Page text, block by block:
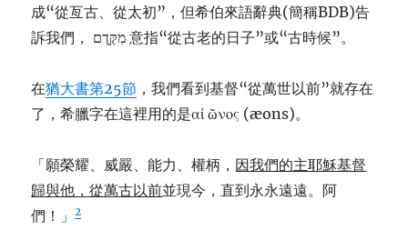
成“從亙古、從太初”，但希伯來語辭典(簡稱BDB)告
訴我們， מִקֶּ֖דֶם 意指“從古老的日子”或“古時候”。
在猶大書第25節 ，我們看到基督“從萬世以前”就存在
了，希臘字在這裡用的是αἰ ῶνος (æons)。
「願榮耀、威嚴、能力、權柄， 因我們的主耶穌基督
歸與他，從萬古以前並現今，直到永永遠遠。阿
們！」2